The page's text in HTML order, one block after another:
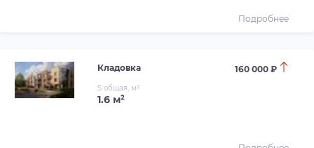
Подробнее
Кладовка 160 000 ₽
S общая, м²
1.6 м²